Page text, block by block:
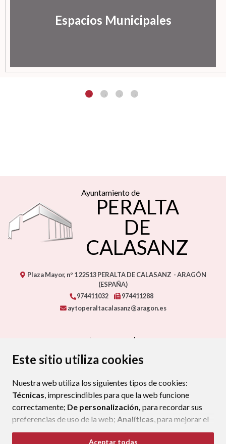
Este sitio utiliza cookies
Nuestra web utiliza los siguientes tipos de cookies:
Técnicas, imprescindibles para que la web funcione
correctamente; De personalización, para recordar sus
preferencias de uso de la web; Analíticas, para mejorar el
funcionamiento de la web y sus servicios.
Aceptar todas
Espacios Municipales
Ayuntamiento de
PERALTA
DE
CALASANZ
Plaza Mayor, nº 122513 PERALTA DE CALASANZ - ARAGÓN
(ESPAÑA)
974411032
974411288
aytoperaltacalasanz@aragon.es
PROTECCIÓN DE DATOS
POLÍTICA DE COOKIES